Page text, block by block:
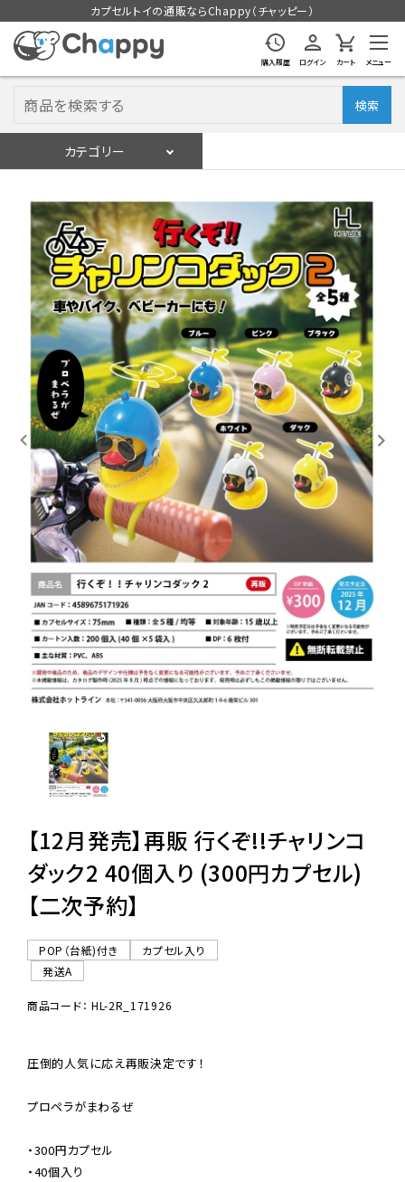
カプセルトイの通販ならChappy（チャッピー）
購入履歴 ログイン カート メニュー
検索
カテゴリー
入荷スケジュールをチェック
カプセルトイマシン本体
カプセルトイ
販促用空カプセル
レンタル
景品・玩具・文具
販促用カプセルトイ
よくあるご質問
ご利用ガイド
06-6282-7659
【12月発売】再販 行くぞ!!チャリンコ
ダック2 40個入り (300円カプセル)
【二次予約】
POP（台紙)付き
カプセル入り
発送A
商品コード： HL-2R_171926
圧倒的人気に応え再販決定です！
プロペラがまわるぜ
・300円カプセル
・40個入り